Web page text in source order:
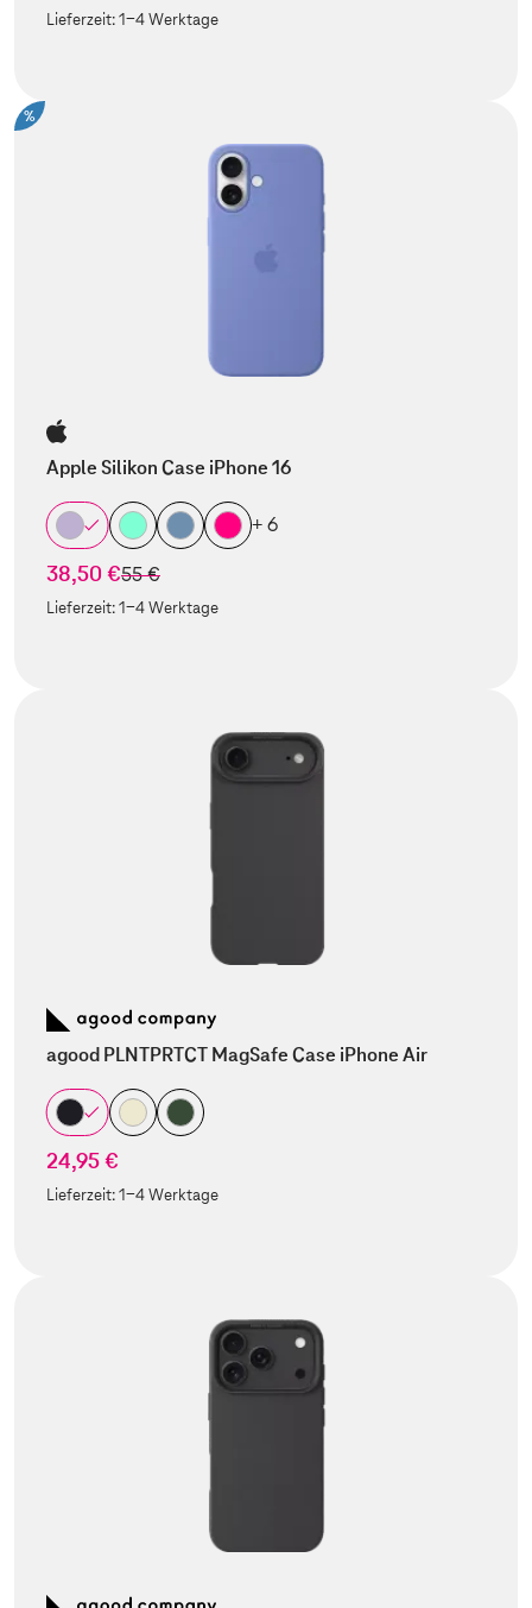
Lieferzeit:1-4 Werktage
%
Apple Silikon Case iPhone 16
+ 6
38,50 €statt
55 €
Lieferzeit:1-4 Werktage
agood PLNTPRTCT MagSafe Case iPhone Air
24,95 €
Lieferzeit:1-4 Werktage